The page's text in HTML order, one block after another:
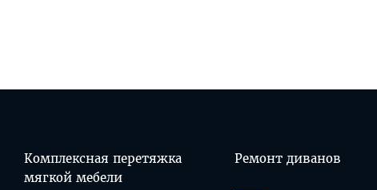
Комплексная перетяжка
мягкой мебели
Ремонт диванов